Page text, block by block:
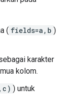
( fields=a,b )
karakter
kolom.
) untuk